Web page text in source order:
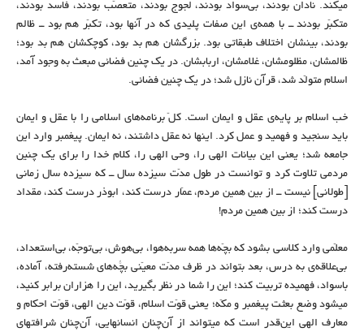
میکند. نادان بودند، بی‌سواد بودند، لجوج‌ بودند، متعصّب بودند، فاسد بودند،
متکبّر بودند ــ با همه‌ی این صفات پلیدی که در آنها بود، تکبّر هم بود ــ ظالم
بودند، بینشان اختلاف طبقاتی بود. بزرگشان هم بد بود، کوچکشان هم بد بود؛
ظالمشان، مظلومشان، غلامشان، اربابشان. در یک ‌چنین فضائی مبعث به وجود آمد،
اسلام متولّد شد، قرآن نازل شد؛ در یک ‌چنین فضائی.
خب اسلام بر پایه‌ی عقل و ایمان است. کلّ برنامه‌های اسلامی را با عقل و ایمان
باید سنجید و فهمید و عمل کرد. اینها نه عقل داشتند، نه ایمان. پیغمبر وارد این
جامعه شد؛ یعنی این بیانات الهی را، وحی الهی را، کلام خدا را برای یک ‌چنین
مردمی تلاوت کرد و توانست در طول مدّت سیزده سال ــ که سیزده سال زمانی
[طولانی] نیست ــ از بین همین مردم، عمّار درست کند، ابوذر درست کند، مقداد
درست کند؛ از بین همین مردم!
معلّمی وارد کلاسی بشود که بچّه‌ها همه سربه‌هوا، بی‌هوش، بی‌توجّه، بی‌استعداد،
بی‌علاقه‌ی به درس، بعد بتواند در ظرف مدّت معیّنی بچّه‌های شسته‌رُفته، آماده،
باسواد، فهمیده تربیت کند؛ این را شما در نظر بگیرید، این را هزاران برابر کنید،
میشود وضع بعثت پیغمبر و مکّه؛ یعنی قوّت اسلام، قوّت دین الهی، قوّت احکام و
معارف الهی این‌قدر است که میتواند از آن‌چنان انسانهایی، آن‌چنان شرافتهای